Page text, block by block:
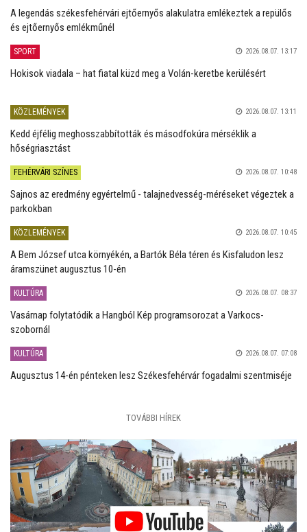
A legendás székesfehérvári ejtőernyős alakulatra emlékeztek a repülős
és ejtőernyős emlékműnél
SPORT 2026.08.07. 13:17
Hokisok viadala – hat fiatal küzd meg a Volán-keretbe kerülésért
KÖZLEMÉNYEK 2026.08.07. 13:11
Kedd éjfélig meghosszabbították és másodfokúra mérséklik a
hőségriasztást
FEHÉRVÁRI SZÍNES 2026.08.07. 10:48
Sajnos az eredmény egyértelmű - talajnedvesség-méréseket végeztek a
parkokban
KÖZLEMÉNYEK 2026.08.07. 10:45
A Bem József utca környékén, a Bartók Béla téren és Kisfaludon lesz
áramszünet augusztus 10-én
KULTÚRA 2026.08.07. 08:37
Vasárnap folytatódik a Hangból Kép programsorozat a Varkocs-
szobornál
KULTÚRA 2026.08.07. 07:08
Augusztus 14-én pénteken lesz Székesfehérvár fogadalmi szentmiséje
TOVÁBBI HÍREK